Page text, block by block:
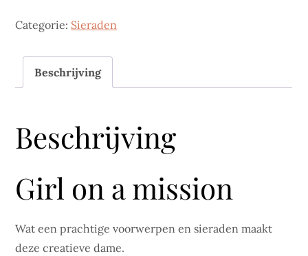
Categorie: Sieraden
Beschrijving
Beschrijving
Girl on a mission
Wat een prachtige voorwerpen en sieraden maakt
deze creatieve dame.